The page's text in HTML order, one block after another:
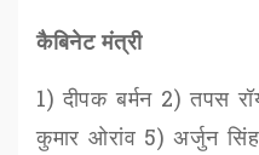
कैबिनेट मंत्री
1)दीपक बर्मन 2)तपस
कुमार ओरांव 5)अर्जुन सिंह